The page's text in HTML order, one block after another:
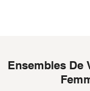
Ensembles De